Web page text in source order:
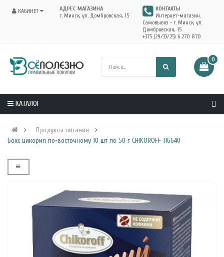
КАБИНЕТ
АДРЕС МАГАЗИНА
г. Минск, ул. Домбровская, 15
КОНТАКТЫ
Интернет-магазин.
Самовывоз - г. Минск, ул.
Домбровская, 15
+375 (29/33/25) 6 270 870
0
КАТАЛОГ
Продукты питания
Бокс цикория по-восточному 10 шт по 50 г CHIKOROFF 116640